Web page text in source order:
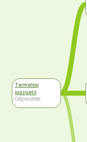
Termelési
igazgató
Cégvezetés